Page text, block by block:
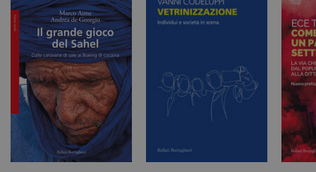
_ga
.bollatiboringhieri.it 2 anni
di